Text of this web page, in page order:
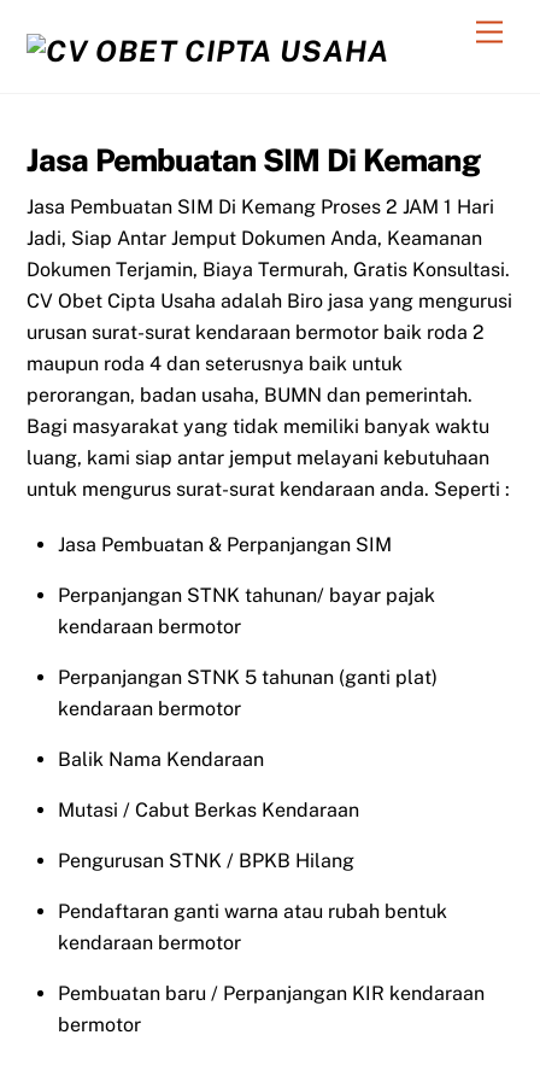
Jasa Pembuatan SIM Di Kemang
Jasa Pembuatan SIM Di Kemang Proses 2 JAM 1 Hari
Jadi, Siap Antar Jemput Dokumen Anda, Keamanan
Dokumen Terjamin, Biaya Termurah, Gratis Konsultasi.
CV Obet Cipta Usaha adalah Biro jasa yang mengurusi
urusan surat-surat kendaraan bermotor baik roda 2
maupun roda 4 dan seterusnya baik untuk
perorangan, badan usaha, BUMN dan pemerintah.
Bagi masyarakat yang tidak memiliki banyak waktu
luang, kami siap antar jemput melayani kebutuhaan
untuk mengurus surat-surat kendaraan anda. Seperti :
Jasa Pembuatan & Perpanjangan SIM
Perpanjangan STNK tahunan/ bayar pajak
kendaraan bermotor
Perpanjangan STNK 5 tahunan (ganti plat)
kendaraan bermotor
Balik Nama Kendaraan
Mutasi / Cabut Berkas Kendaraan
Pengurusan STNK / BPKB Hilang
Pendaftaran ganti warna atau rubah bentuk
kendaraan bermotor
Pembuatan baru / Perpanjangan KIR kendaraan
bermotor